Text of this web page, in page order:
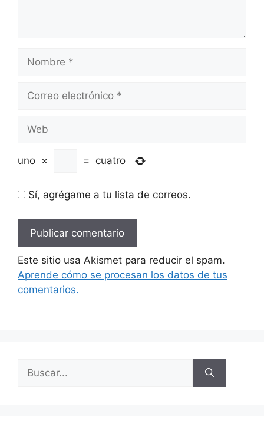
electrónico
uno × = cuatro
Sí, agrégame a tu lista de correos.
Este sitio usa Akismet para reducir el spam.
Aprende cómo se procesan los datos de tus
comentarios.
Buscar: